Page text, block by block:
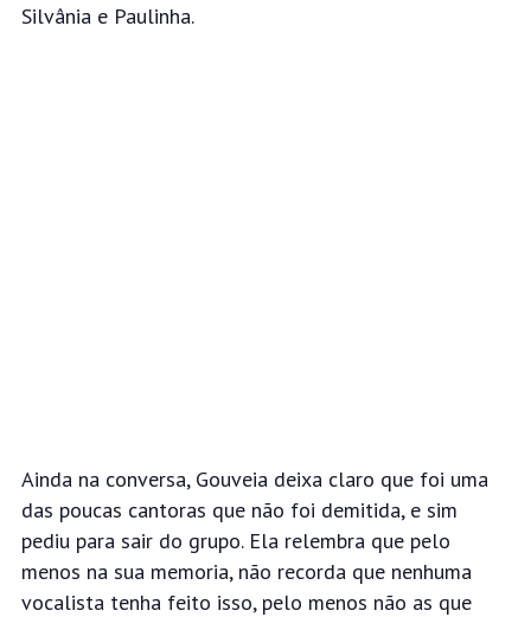
Silvânia e Paulinha.
Ainda na conversa, Gouveia deixa claro que foi uma
das poucas cantoras que não foi demitida, e sim
pediu para sair do grupo. Ela relembra que pelo
menos na sua memoria, não recorda que nenhuma
vocalista tenha feito isso, pelo menos não as que